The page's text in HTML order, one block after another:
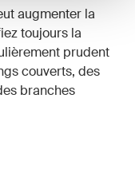
augmenter la
toujours la
prudent
couverts, des
branches